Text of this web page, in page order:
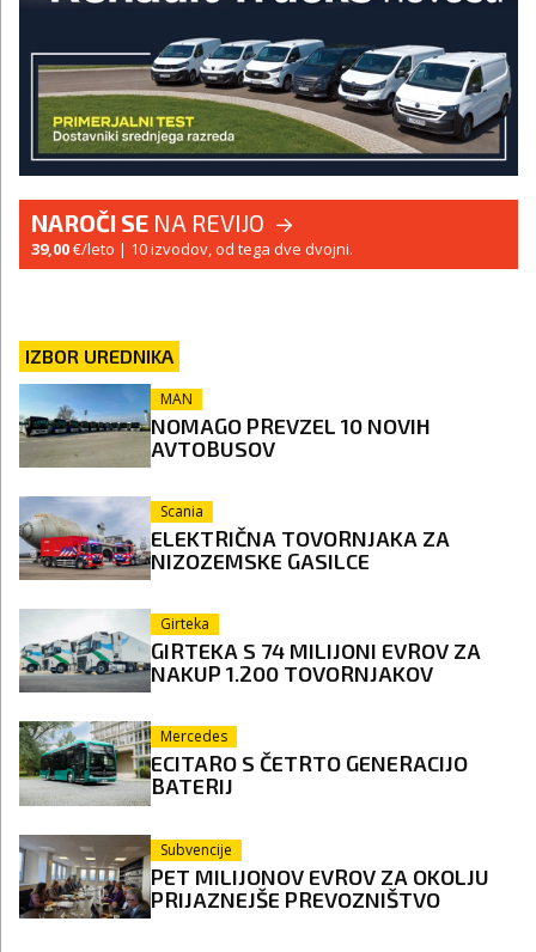
NAROČI SE NA REVIJO
39,00€/leto | 10 izvodov, od tega dve dvojni.
IZBOR UREDNIKA
MAN
NOMAGO PREVZEL 10 NOVIH
AVTOBUSOV
Scania
ELEKTRIČNA TOVORNJAKA ZA
NIZOZEMSKE GASILCE
Girteka
GIRTEKA S 74 MILIJONI EVROV ZA
NAKUP 1.200 TOVORNJAKOV
Mercedes
ECITARO S ČETRTO GENERACIJO
BATERIJ
Subvencije
PET MILIJONOV EVROV ZA OKOLJU
PRIJAZNEJŠE PREVOZNIŠTVO